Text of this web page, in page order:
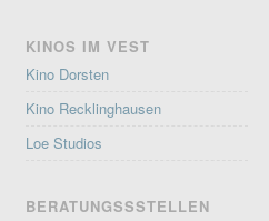
KINOS IM VEST
Kino Dorsten
Kino Recklinghausen
Loe Studios
BERATUNGSSSTELLEN